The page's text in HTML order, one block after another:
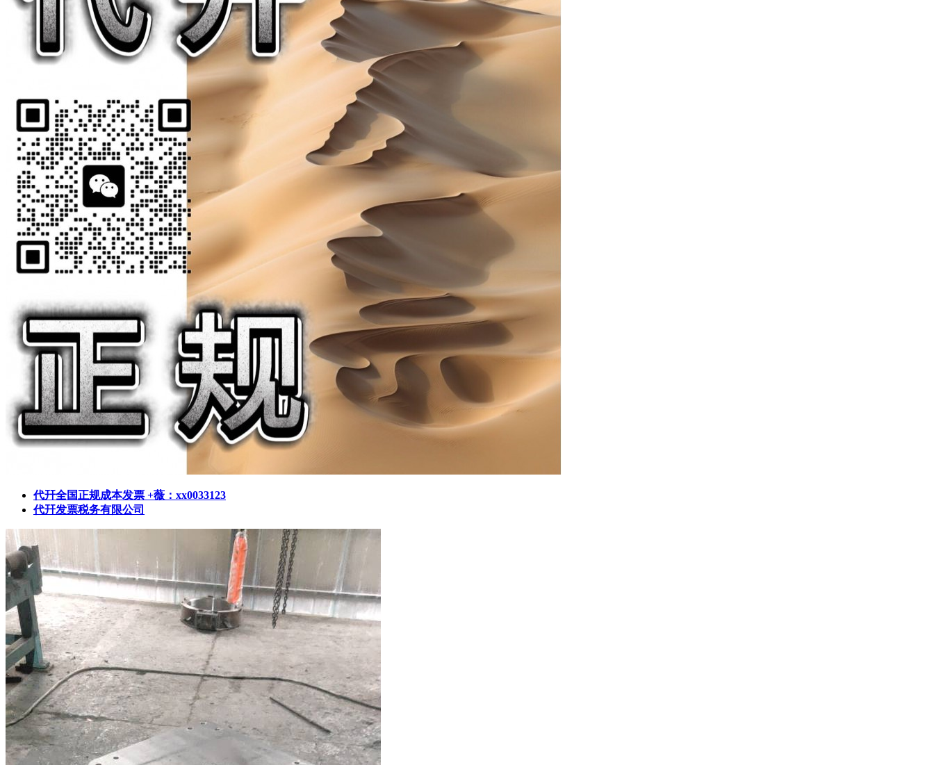
代幵全国正规成本发票 +薇：xx0033123
代幵发票税务有限公司